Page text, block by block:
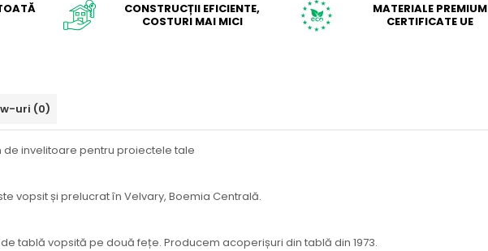
CONSTRUCȚII EFICIENTE,
COSTURI MAI MICI
MATERIALE PREMIUM
CERTIFICATE UE
uri (0)
invelitoare pentru proiectele tale
vopsit și prelucrat în Velvary, Boemia Centrală.
tablă vopsită pe două fețe. Producem acoperișuri din tablă din 1973.